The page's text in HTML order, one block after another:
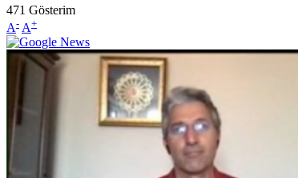
471 Gösterim
A- A+